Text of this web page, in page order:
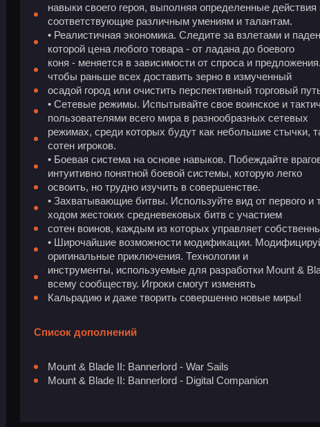
навыки своего героя, выполняя определенные
соответствующие различным умениям и талантам.
• Реалистичная экономика. Следите за взлетами и
которой цена любого товара - от ладана до боевого
коня - меняется в зависимости от спроса и
чтобы раньше всех доставить зерно в измученный
осадой город или очистить перспективный торговый
• Сетевые режимы. Испытывайте свое воинское и
пользователями всего мира в разнообразных сетевых
режимах, среди которых будут как небольшие стычки,
сотен игроков.
• Боевая система на основе навыков. Побеждайте
интуитивно понятной боевой системы, которую легко
освоить, но трудно изучить в совершенстве.
• Захватывающие битвы. Используйте вид от первого и
ходом жестоких средневековых битв с участием
сотен воинов, каждым из которых управляет
• Широчайшие возможности модификации.
оригинальные приключения. Технологии и
инструменты, используемые для разработки Mount &
всему сообществу. Игроки смогут изменять
Кальрадию и даже творить совершенно новые миры!
Список дополнений
Mount & Blade II: Bannerlord - War Sails
Mount & Blade II: Bannerlord - Digital Companion